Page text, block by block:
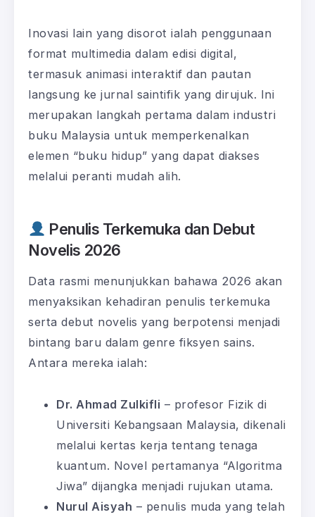
Inovasi lain yang disorot ialah penggunaan
format multimedia dalam edisi digital,
termasuk animasi interaktif dan pautan
langsung ke jurnal saintifik yang dirujuk. Ini
merupakan langkah pertama dalam industri
buku Malaysia untuk memperkenalkan
elemen “buku hidup” yang dapat diakses
melalui peranti mudah alih.
Penulis Terkemuka dan Debut
Novelis 2026
Data rasmi menunjukkan bahawa 2026 akan
menyaksikan kehadiran penulis terkemuka
serta debut novelis yang berpotensi menjadi
bintang baru dalam genre fiksyen sains.
Antara mereka ialah:
Dr. Ahmad Zulkifli – profesor Fizik di
Universiti Kebangsaan Malaysia, dikenali
melalui kertas kerja tentang tenaga
kuantum. Novel pertamanya “Algoritma
Jiwa” dijangka menjadi rujukan utama.
Nurul Aisyah – penulis muda yang telah